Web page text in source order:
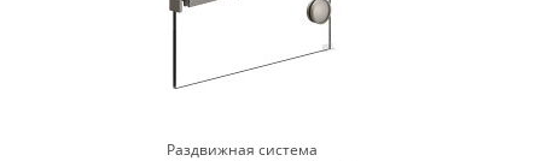
Раздвижная система